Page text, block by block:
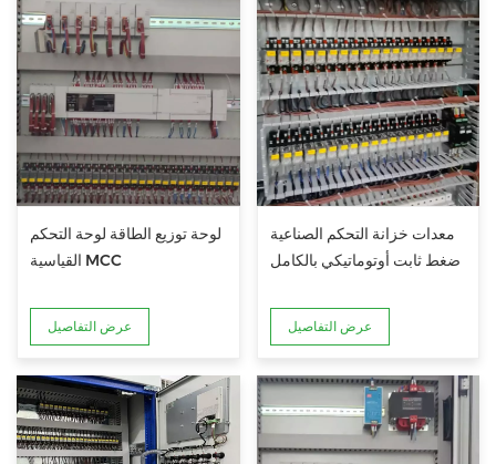
لوحة توزيع الطاقة لوحة التحكم
القياسية MCC
عرض التفاصيل
معدات خزانة التحكم الصناعية
ضغط ثابت أوتوماتيكي بالكامل
عرض التفاصيل